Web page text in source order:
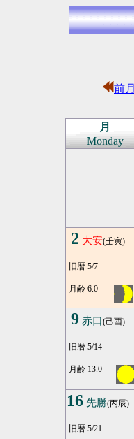
前月
月
Monday
2 大安(壬寅)
旧暦 5/7
月齢 6.0
9 赤口(己酉)
旧暦 5/14
月齢 13.0
16 先勝(丙辰)
旧暦 5/21